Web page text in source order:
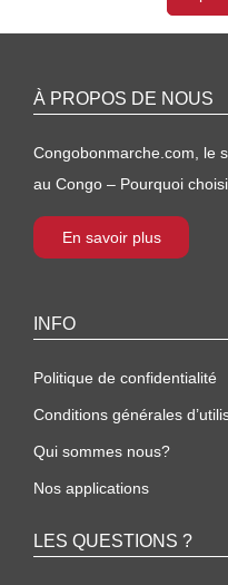
À PROPOS DE NOUS
Congobonmarche.com, le
au Congo – Pourquoi
En savoir plus
INFO
Politique de confidentialité
Conditions générales
Qui sommes nous?
Nos applications
LES QUESTIONS ?